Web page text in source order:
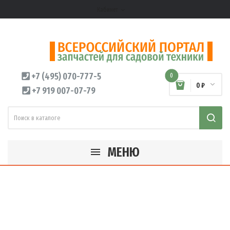
+7 (495) 070-777-5
+7 919 007-07-79
0
0 ₽
МЕНЮ